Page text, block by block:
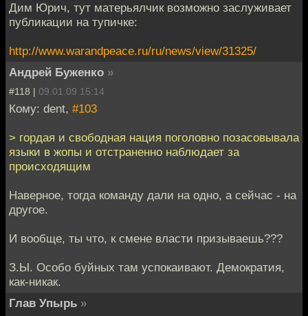
Дим Юрич, тут матерьялчик возможно заслуживает
публикации на тупичке:
http://www.warandpeace.ru/ru/news/view/31325/
Андрей Буженко »
#118 | 09.01.09 15:14
Кому: dent, #103
> гордая и свободная нация поголовно позасовывала
языки в жопы и отстраненно наблюдает за
происходящим
Наверное, тогда команду дали на одно, а сейчас - на
другое.
И вообще, ты что, к смене власти призываешь???
З.Ы. Особо буйных там успокаивают. Демократия,
как-никак.
Глав Упырь »